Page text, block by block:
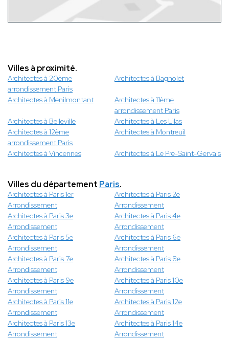
Villes à proximité.
Architectes à 20ème
arrondissement Paris
Architectes à Bagnolet
Architectes à Menilmontant
Architectes à 11ème
arrondissement Paris
Architectes à Belleville
Architectes à Les Lilas
Architectes à 12ème
arrondissement Paris
Architectes à Montreuil
Architectes à Vincennes Architectes à Le Pre-Saint-Gervais
Villes du département Paris.
Architectes à Paris 1er
Arrondissement
Architectes à Paris 2e
Arrondissement
Architectes à Paris 3e
Arrondissement
Architectes à Paris 4e
Arrondissement
Architectes à Paris 5e
Arrondissement
Architectes à Paris 6e
Arrondissement
Architectes à Paris 7e
Arrondissement
Architectes à Paris 8e
Arrondissement
Architectes à Paris 9e
Arrondissement
Architectes à Paris 10e
Arrondissement
Architectes à Paris 11e
Arrondissement
Architectes à Paris 12e
Arrondissement
Architectes à Paris 13e
Arrondissement
Architectes à Paris 14e
Arrondissement